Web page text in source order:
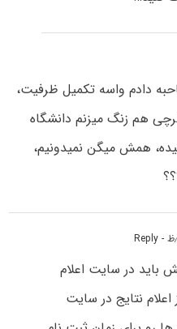
دادم واسه تکمیل ظرفیت،
هم زنگ میزنم دانشگاه
همش میگن نمیدونیم،
- Reply
باید در سایت اعلام
نتایج در سایت